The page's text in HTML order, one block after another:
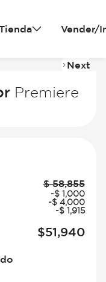
Vender/
Next
Premiere
$ 58,855
-$ 1,000
-$ 4,000
-$ 1,915
$51,940